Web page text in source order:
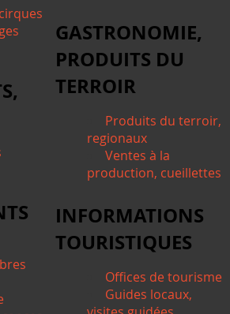
GASTRONOMIE,
PRODUITS DU
TERROIR
Produits du terroir,
regionaux
Ventes à la
production, cueillettes
INFORMATIONS
TOURISTIQUES
Offices de tourisme
Guides locaux,